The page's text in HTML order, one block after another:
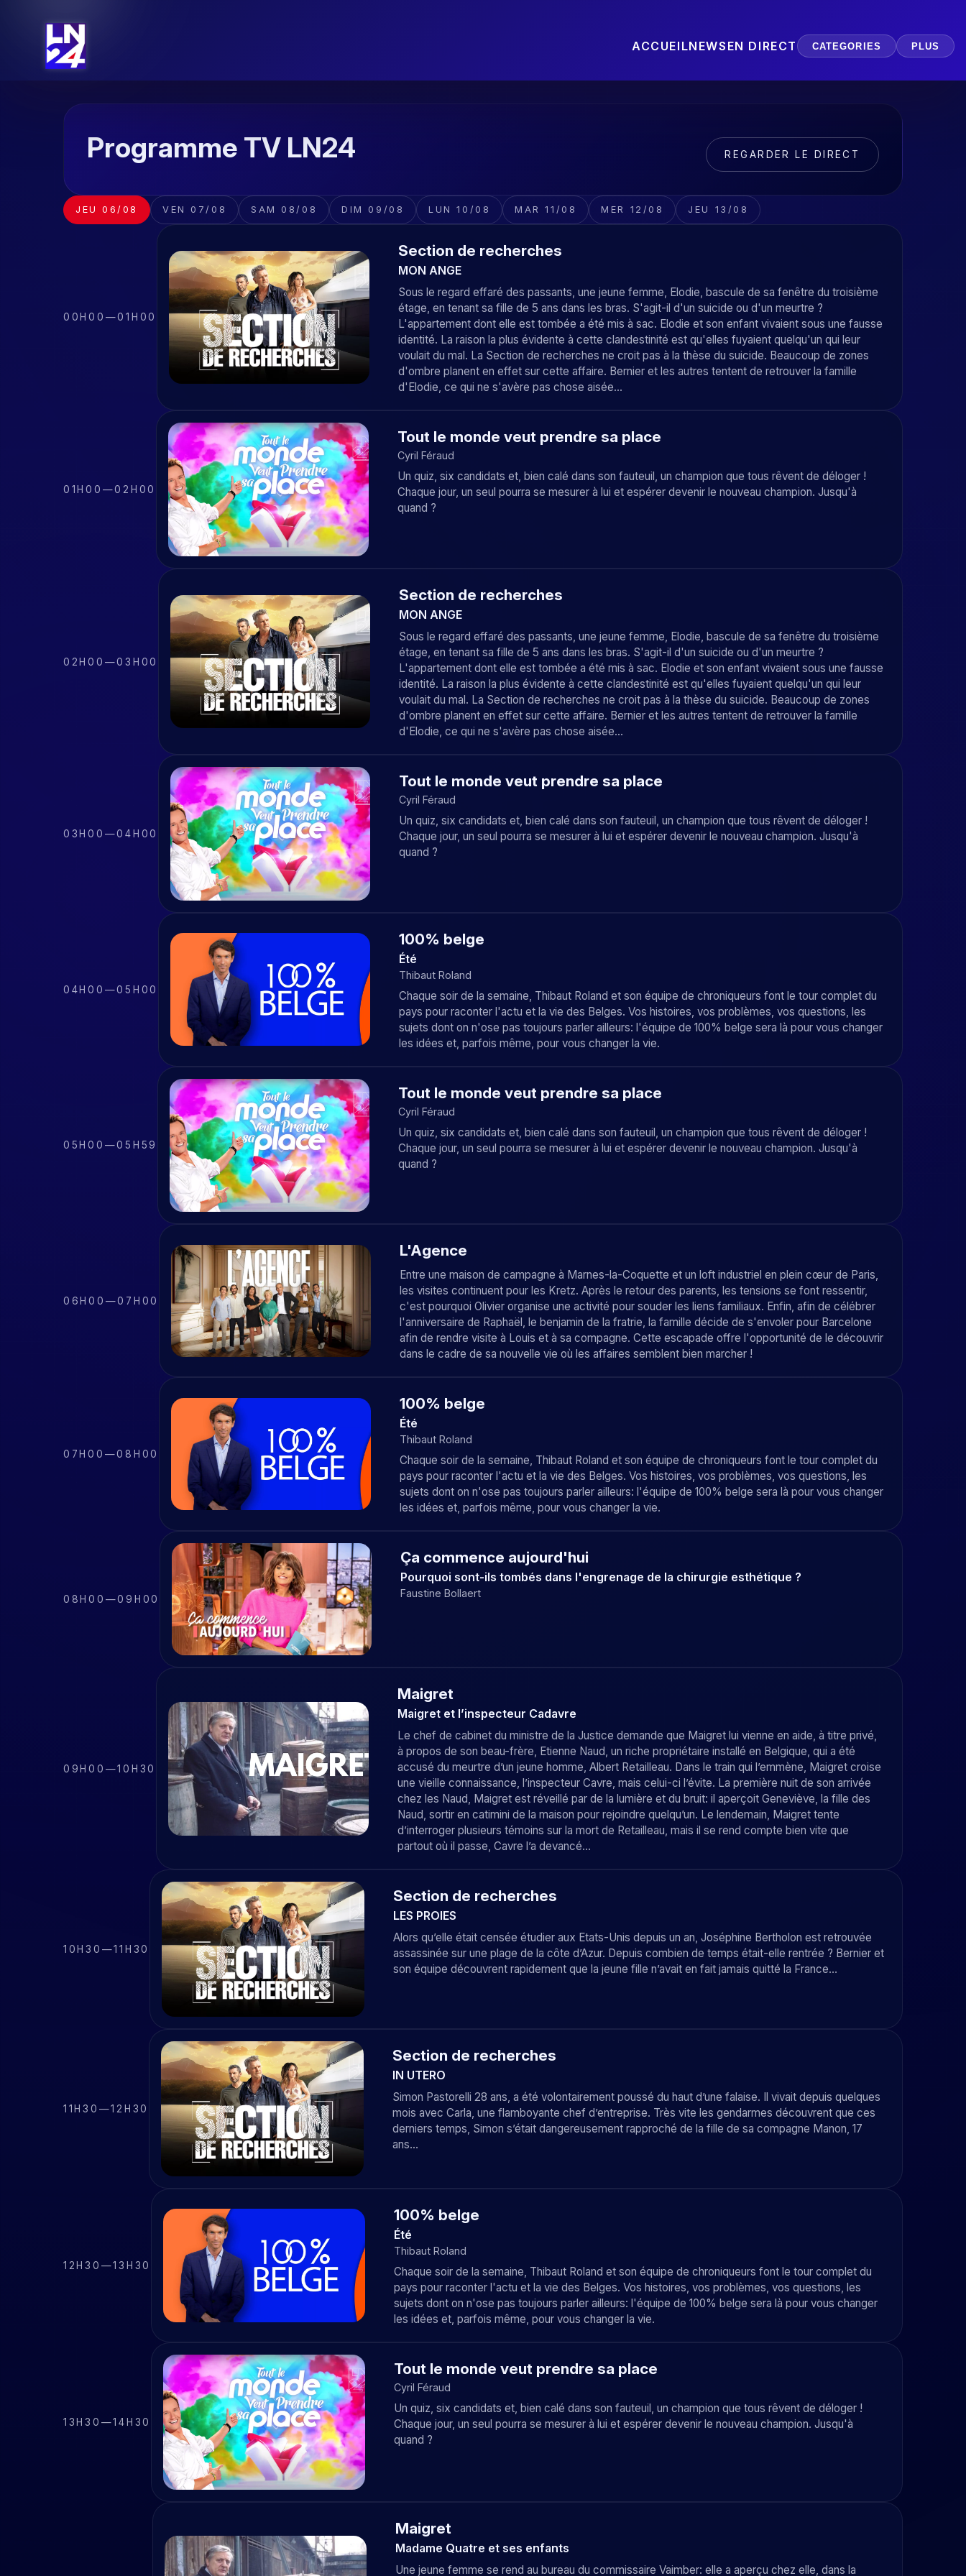
ACCUEILNEWS EN DIRECT CATEGORIES PLUS
Programme TV LN24 REGARDER LE DIRECT
JEU 06/08 VEN 07/08 SAM 08/08 DIM 09/08 LUN 10/08 MAR 11/08 MER 12/08 JEU 13/08
00H00 —01H00
Section de recherches
MON ANGE
Sous le regard effaré des passants, une jeune femme, Elodie, bascule de sa fenêtre du troisième
étage, en tenant sa fille de 5 ans dans les bras. S'agit-il d'un suicide ou d'un meurtre ?
L'appartement dont elle est tombée a été mis à sac. Elodie et son enfant vivaient sous une fausse
identité. La raison la plus évidente à cette clandestinité est qu'elles fuyaient quelqu'un qui leur
voulait du mal. La Section de recherches ne croit pas à la thèse du suicide. Beaucoup de zones
d'ombre planent en effet sur cette affaire. Bernier et les autres tentent de retrouver la famille
d'Elodie, ce qui ne s'avère pas chose aisée...
01H00 —02H00
Tout le monde veut prendre sa place
Cyril Féraud
Un quiz, six candidats et, bien calé dans son fauteuil, un champion que tous rêvent de déloger !
Chaque jour, un seul pourra se mesurer à lui et espérer devenir le nouveau champion. Jusqu'à
quand ?
02H00 —03H00
Section de recherches
MON ANGE
Sous le regard effaré des passants, une jeune femme, Elodie, bascule de sa fenêtre du troisième
étage, en tenant sa fille de 5 ans dans les bras. S'agit-il d'un suicide ou d'un meurtre ?
L'appartement dont elle est tombée a été mis à sac. Elodie et son enfant vivaient sous une fausse
identité. La raison la plus évidente à cette clandestinité est qu'elles fuyaient quelqu'un qui leur
voulait du mal. La Section de recherches ne croit pas à la thèse du suicide. Beaucoup de zones
d'ombre planent en effet sur cette affaire. Bernier et les autres tentent de retrouver la famille
d'Elodie, ce qui ne s'avère pas chose aisée...
03H00 —04H00
Tout le monde veut prendre sa place
Cyril Féraud
Un quiz, six candidats et, bien calé dans son fauteuil, un champion que tous rêvent de déloger !
Chaque jour, un seul pourra se mesurer à lui et espérer devenir le nouveau champion. Jusqu'à
quand ?
04H00 —05H00
100% belge
Été
Thibaut Roland
Chaque soir de la semaine, Thibaut Roland et son équipe de chroniqueurs font le tour complet du
pays pour raconter l'actu et la vie des Belges. Vos histoires, vos problèmes, vos questions, les
sujets dont on n'ose pas toujours parler ailleurs: l'équipe de 100% belge sera là pour vous changer
les idées et, parfois même, pour vous changer la vie.
05H00 —05H59
Tout le monde veut prendre sa place
Cyril Féraud
Un quiz, six candidats et, bien calé dans son fauteuil, un champion que tous rêvent de déloger !
Chaque jour, un seul pourra se mesurer à lui et espérer devenir le nouveau champion. Jusqu'à
quand ?
06H00 —07H00
L'Agence
Entre une maison de campagne à Marnes-la-Coquette et un loft industriel en plein cœur de Paris,
les visites continuent pour les Kretz. Après le retour des parents, les tensions se font ressentir,
c'est pourquoi Olivier organise une activité pour souder les liens familiaux. Enfin, afin de célébrer
l'anniversaire de Raphaël, le benjamin de la fratrie, la famille décide de s'envoler pour Barcelone
afin de rendre visite à Louis et à sa compagne. Cette escapade offre l'opportunité de le découvrir
dans le cadre de sa nouvelle vie où les affaires semblent bien marcher !
07H00 —08H00
100% belge
Été
Thibaut Roland
Chaque soir de la semaine, Thibaut Roland et son équipe de chroniqueurs font le tour complet du
pays pour raconter l'actu et la vie des Belges. Vos histoires, vos problèmes, vos questions, les
sujets dont on n'ose pas toujours parler ailleurs: l'équipe de 100% belge sera là pour vous changer
les idées et, parfois même, pour vous changer la vie.
08H00 —09H00
Ça commence aujourd'hui
Pourquoi sont-ils tombés dans l'engrenage de la chirurgie esthétique ?
Faustine Bollaert
09H00 —10H30
Maigret
Maigret et l’inspecteur Cadavre
Le chef de cabinet du ministre de la Justice demande que Maigret lui vienne en aide, à titre privé,
à propos de son beau-frère, Etienne Naud, un riche propriétaire installé en Belgique, qui a été
accusé du meurtre d’un jeune homme, Albert Retailleau. Dans le train qui l’emmène, Maigret croise
une vieille connaissance, l’inspecteur Cavre, mais celui-ci l’évite. La première nuit de son arrivée
chez les Naud, Maigret est réveillé par de la lumière et du bruit: il aperçoit Geneviève, la fille des
Naud, sortir en catimini de la maison pour rejoindre quelqu’un. Le lendemain, Maigret tente
d’interroger plusieurs témoins sur la mort de Retailleau, mais il se rend compte bien vite que
partout où il passe, Cavre l’a devancé…
10H30 —11H30
Section de recherches
LES PROIES
Alors qu’elle était censée étudier aux Etats-Unis depuis un an, Joséphine Bertholon est retrouvée
assassinée sur une plage de la côte d’Azur. Depuis combien de temps était-elle rentrée ? Bernier et
son équipe découvrent rapidement que la jeune fille n’avait en fait jamais quitté la France…
11H30 —12H30
Section de recherches
IN UTERO
Simon Pastorelli 28 ans, a été volontairement poussé du haut d’une falaise. Il vivait depuis quelques
mois avec Carla, une flamboyante chef d’entreprise. Très vite les gendarmes découvrent que ces
derniers temps, Simon s’était dangereusement rapproché de la fille de sa compagne Manon, 17
ans…
12H30 —13H30
100% belge
Été
Thibaut Roland
Chaque soir de la semaine, Thibaut Roland et son équipe de chroniqueurs font le tour complet du
pays pour raconter l'actu et la vie des Belges. Vos histoires, vos problèmes, vos questions, les
sujets dont on n'ose pas toujours parler ailleurs: l'équipe de 100% belge sera là pour vous changer
les idées et, parfois même, pour vous changer la vie.
13H30 —14H30
Tout le monde veut prendre sa place
Cyril Féraud
Un quiz, six candidats et, bien calé dans son fauteuil, un champion que tous rêvent de déloger !
Chaque jour, un seul pourra se mesurer à lui et espérer devenir le nouveau champion. Jusqu'à
quand ?
Maigret
Madame Quatre et ses enfants
Une jeune femme se rend au bureau du commissaire Vaimber: elle a aperçu chez elle, dans la